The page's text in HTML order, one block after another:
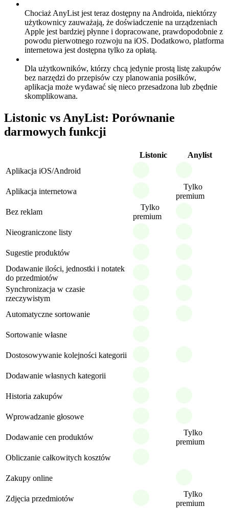
Chociaż AnyList jest teraz dostępny na Androida, niektórzy
użytkownicy zauważają, że doświadczenie na urządzeniach
Apple jest bardziej płynne i dopracowane, prawdopodobnie z
powodu pierwotnego rozwoju na iOS. Dodatkowo, platforma
internetowa jest dostępna tylko za opłatą.
Dla użytkowników, którzy chcą jedynie prostą listę zakupów
bez narzędzi do przepisów czy planowania posiłków,
aplikacja może wydawać się nieco przesadzona lub zbędnie
skomplikowana.
Listonic vs AnyList: Porównanie
darmowych funkcji
Listonic
Anylist
Aplikacja iOS/Android
Aplikacja internetowa
Tylko
premium
Bez reklam
Tylko
premium
Nieograniczone listy
Sugestie produktów
Dodawanie ilości, jednostki i notatek
do przedmiotów
Synchronizacja w czasie
rzeczywistym
Automatyczne sortowanie
Sortowanie własne
Dostosowywanie kolejności kategorii
Dodawanie własnych kategorii
Historia zakupów
Wprowadzanie głosowe
Dodawanie cen produktów
Tylko
premium
Obliczanie całkowitych kosztów
Zakupy online
Zdjęcia przedmiotów
Tylko
premium